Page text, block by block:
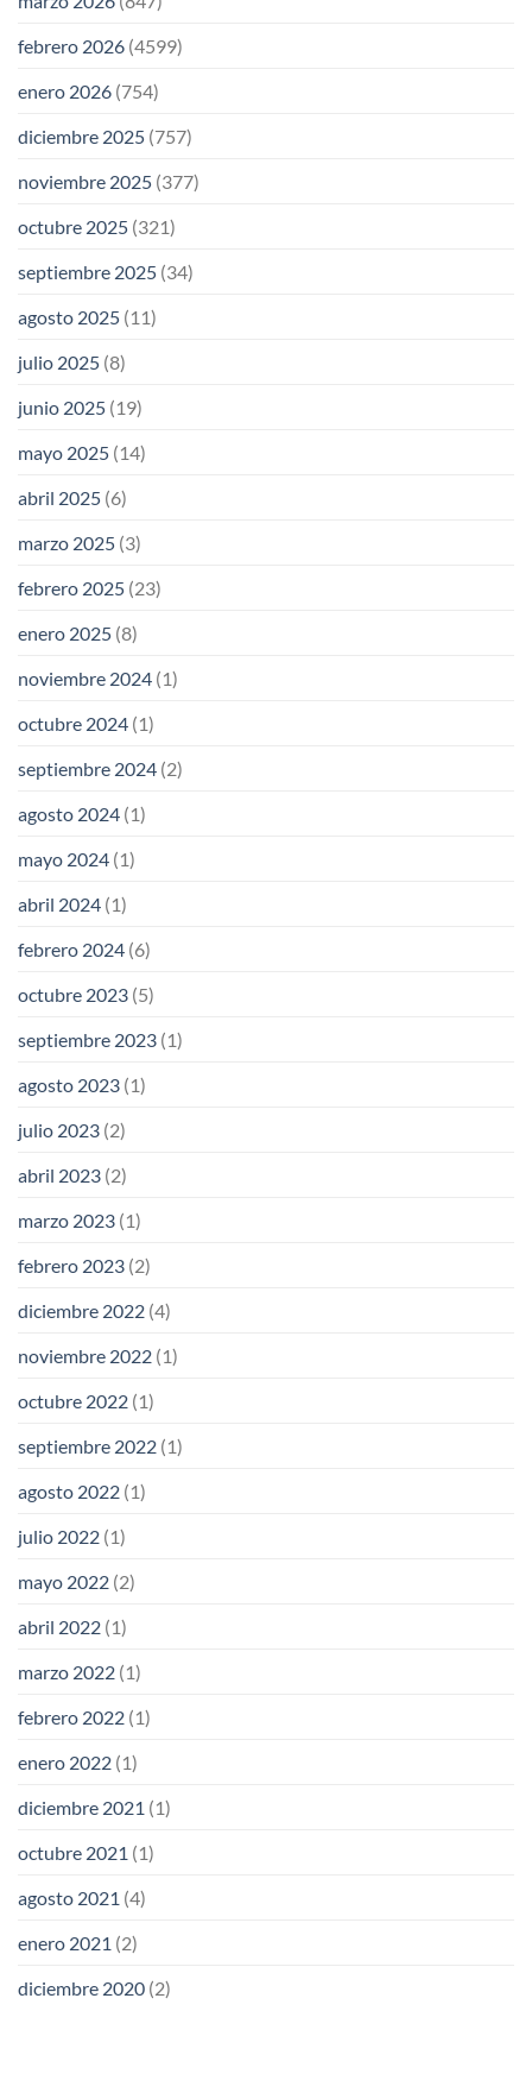
febrero 2026 (4599)
enero 2026 (754)
diciembre 2025 (757)
noviembre 2025 (377)
octubre 2025 (321)
septiembre 2025 (34)
agosto 2025 (11)
julio 2025 (8)
junio 2025 (19)
mayo 2025 (14)
abril 2025 (6)
marzo 2025 (3)
febrero 2025 (23)
enero 2025 (8)
noviembre 2024 (1)
octubre 2024 (1)
septiembre 2024 (2)
agosto 2024 (1)
mayo 2024 (1)
abril 2024 (1)
febrero 2024 (6)
octubre 2023 (5)
septiembre 2023 (1)
agosto 2023 (1)
julio 2023 (2)
abril 2023 (2)
marzo 2023 (1)
febrero 2023 (2)
diciembre 2022 (4)
noviembre 2022 (1)
octubre 2022 (1)
septiembre 2022 (1)
agosto 2022 (1)
julio 2022 (1)
mayo 2022 (2)
abril 2022 (1)
marzo 2022 (1)
febrero 2022 (1)
enero 2022 (1)
diciembre 2021 (1)
octubre 2021 (1)
agosto 2021 (4)
enero 2021 (2)
diciembre 2020 (2)